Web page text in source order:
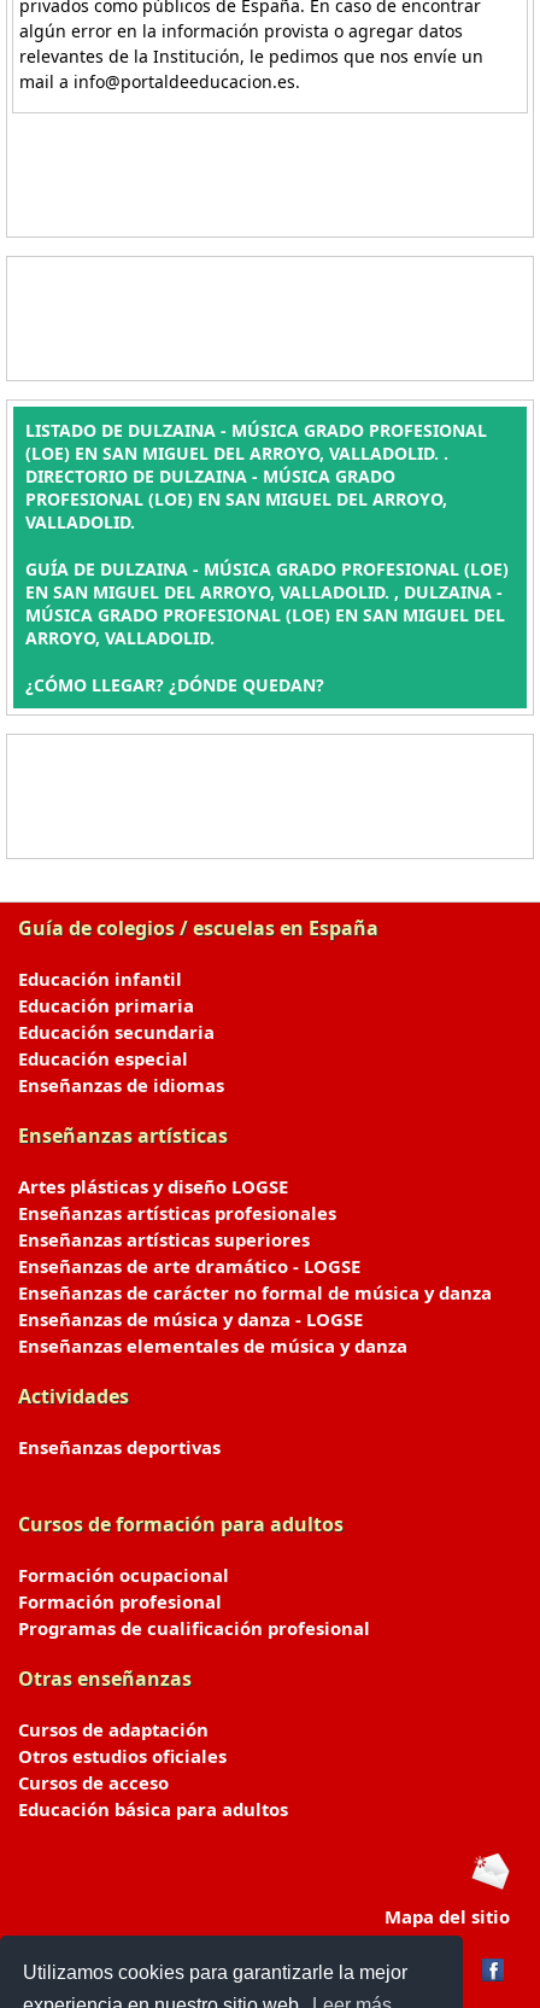
Utilizamos cookies para garantizarle la mejor
privados como públicos de España. En caso de encontrar
algún error en la información provista o agregar datos
relevantes de la Institución, le pedimos que nos envíe un
mail a info@portaldeeducacion.es.
LISTADO DE DULZAINA - MÚSICA GRADO PROFESIONAL
(LOE) EN SAN MIGUEL DEL ARROYO, VALLADOLID. .
DIRECTORIO DE DULZAINA - MÚSICA GRADO
PROFESIONAL (LOE) EN SAN MIGUEL DEL ARROYO,
VALLADOLID.
GUÍA DE DULZAINA - MÚSICA GRADO PROFESIONAL (LOE)
EN SAN MIGUEL DEL ARROYO, VALLADOLID. , DULZAINA -
MÚSICA GRADO PROFESIONAL (LOE) EN SAN MIGUEL DEL
ARROYO, VALLADOLID.
¿CÓMO LLEGAR? ¿DÓNDE QUEDAN?
Guía de colegios / escuelas en España
Educación infantil
Educación primaria
Educación secundaria
Educación especial
Enseñanzas de idiomas
Enseñanzas artísticas
Artes plásticas y diseño LOGSE
Enseñanzas artísticas profesionales
Enseñanzas artísticas superiores
Enseñanzas de arte dramático - LOGSE
Enseñanzas de carácter no formal de música y danza
Enseñanzas de música y danza - LOGSE
Enseñanzas elementales de música y danza
Actividades
Enseñanzas deportivas
Cursos de formación para adultos
Formación ocupacional
Formación profesional
Programas de cualificación profesional
Otras enseñanzas
Cursos de adaptación
Otros estudios oficiales
Cursos de acceso
Educación básica para adultos
Mapa del sitio